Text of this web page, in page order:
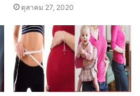
ตุลาคม 27, 2020